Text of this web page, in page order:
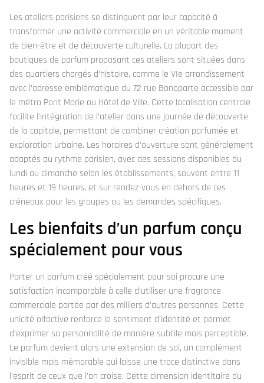
Les ateliers parisiens se distinguent par leur capacité à
transformer une activité commerciale en un véritable moment
de bien-être et de découverte culturelle. La plupart des
boutiques de parfum proposant ces ateliers sont situées dans
des quartiers chargés d’histoire, comme le VIe arrondissement
avec l’adresse emblématique du 72 rue Bonaparte accessible par
le métro Pont Marie ou Hôtel de Ville. Cette localisation centrale
facilite l’intégration de l’atelier dans une journée de découverte
de la capitale, permettant de combiner création parfumée et
exploration urbaine. Les horaires d’ouverture sont généralement
adaptés au rythme parisien, avec des sessions disponibles du
lundi au dimanche selon les établissements, souvent entre 11
heures et 19 heures, et sur rendez-vous en dehors de ces
créneaux pour les groupes ou les demandes spécifiques.
Les bienfaits d’un parfum conçu
spécialement pour vous
Porter un parfum créé spécialement pour soi procure une
satisfaction incomparable à celle d’utiliser une fragrance
commerciale portée par des milliers d’autres personnes. Cette
unicité olfactive renforce le sentiment d’identité et permet
d’exprimer sa personnalité de manière subtile mais perceptible.
Le parfum devient alors une extension de soi, un complément
invisible mais mémorable qui laisse une trace distinctive dans
l’esprit de ceux que l’on croise. Cette dimension identitaire du